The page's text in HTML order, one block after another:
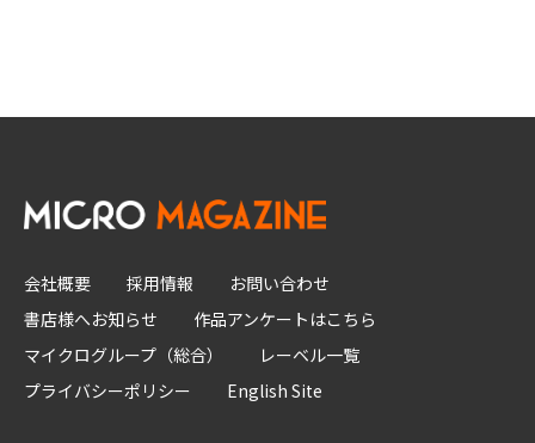
会社概要 採用情報
お問い合わせ
書店様へお知らせ
作品アンケートはこちら
マイクログループ（総合）
レーベル一覧
プライバシーポリシー
English Site